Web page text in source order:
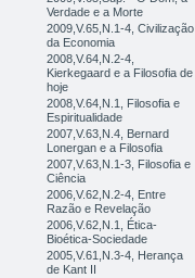
Verdade e a Morte
2009,V.65,N.1-4, Civilização
da Economia
2008,V.64,N.2-4,
Kierkegaard e a Filosofia de
hoje
2008,V.64,N.1, Filosofia e
Espiritualidade
2007,V.63,N.4, Bernard
Lonergan e a Filosofia
2007,V.63,N.1-3, Filosofia e
Ciência
2006,V.62,N.2-4, Entre
Razão e Revelação
2006,V.62,N.1, Ética-
Bioética-Sociedade
2005,V.61,N.3-4, Herança
de Kant II